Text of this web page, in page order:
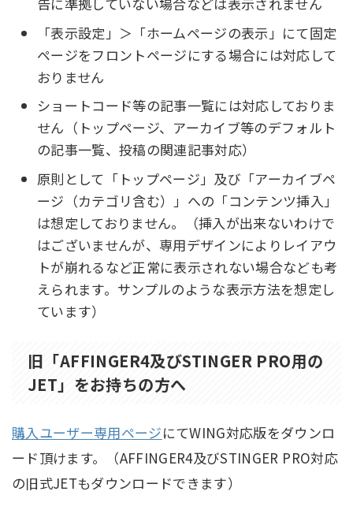
「表示設定」＞「ホームページの表示」にて固定
ページをフロントページにする場合には対応して
おりません
ショートコード等の記事一覧には対応しておりま
せん（トップページ、アーカイブ等のデフォルト
の記事一覧、投稿の関連記事対応）
原則として「トップページ」及び「アーカイブペ
ージ（カテゴリ含む）」への「コンテンツ挿入」
は想定しておりません。（挿入が出来ないわけで
はございませんが、専用デザインによりレイアウ
トが崩れるなど正常に表示されない場合なども考
えられます。サンプルのような表示方法を想定し
ています）
旧「AFFINGER4及びSTINGER PRO用の
JET」をお持ちの方へ
購入ユーザー専用ページにてWING対応版をダウンロ
ード頂けます。（AFFINGER4及びSTINGER PRO対応
の旧式JETもダウンロードできます）